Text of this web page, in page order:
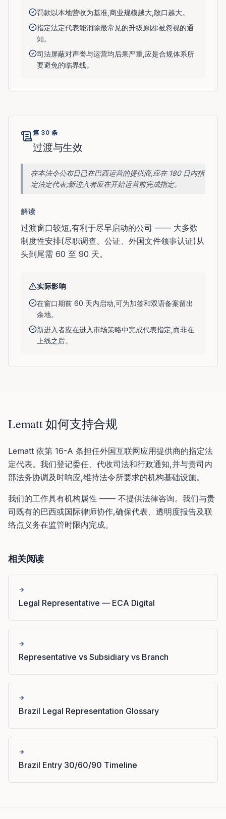
罚款以本地营收为基准,商业规模越大,敞口越大。
指定法定代表能消除最常见的升级原因:被忽视的通
知。
司法屏蔽对声誉与运营均后果严重,应是合规体系所
要避免的临界线。
第 30 条
过渡与生效
在本法令公布日已在巴西运营的提供商,应在 180 日内指
定法定代表;新进入者应在开始运营前完成指定。
解读
过渡窗口较短,有利于尽早启动的公司 —— 大多数
制度性安排(尽职调查、公证、外国文件领事认证)从
头到尾需 60 至 90 天。
实际影响
在窗口期前 60 天内启动,可为加签和双语备案留出
余地。
新进入者应在进入市场策略中完成代表指定,而非在
上线之后。
Lematt 如何支持合规
Lematt 依第 16-A 条担任外国互联网应用提供商的指定法
定代表。我们登记委任、代收司法和行政通知,并与贵司内
部法务协调及时响应,维持法令所要求的机构基础设施。
我们的工作具有机构属性 —— 不提供法律咨询。我们与贵
司既有的巴西或国际律师协作,确保代表、透明度报告及联
络点义务在监管时限内完成。
相关阅读
→
Legal Representative — ECA Digital
→
Representative vs Subsidiary vs Branch
→
Brazil Legal Representation Glossary
→
Brazil Entry 30/60/90 Timeline